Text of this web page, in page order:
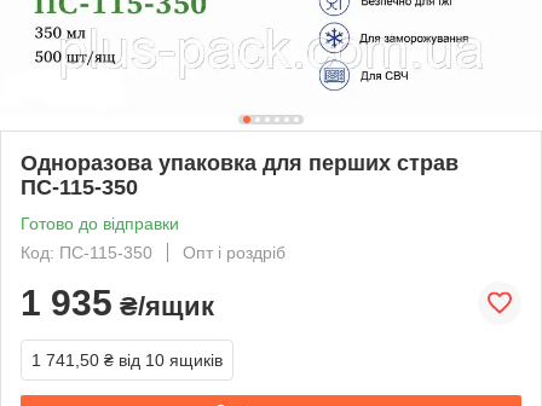
Одноразова упаковка для перших страв
ПС-115-350
Готово до відправки
Код: ПС-115-350
Опт і роздріб
1 935 ₴/ящик
1 741,50 ₴ від 10 ящиків